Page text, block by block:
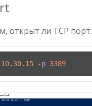
открыт ли TCP порт.
. 30.15 -p 3389